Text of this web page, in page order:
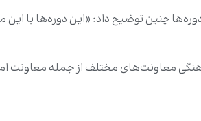
چنین توضیح داد: «این دوره‌ها با
معاونت‌های مختلف از جمله معاونت